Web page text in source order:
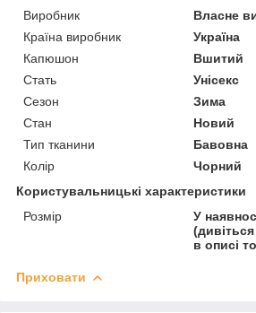
Виробник
Власне
Країна виробник
Україна
Капюшон
Вшитий
Стать
Унісекс
Сезон
Зима
Стан
Новий
Тип тканини
Бавовна
Колір
Чорний
Користувальницькі характеристики
Розмір
У
в описі
Приховати